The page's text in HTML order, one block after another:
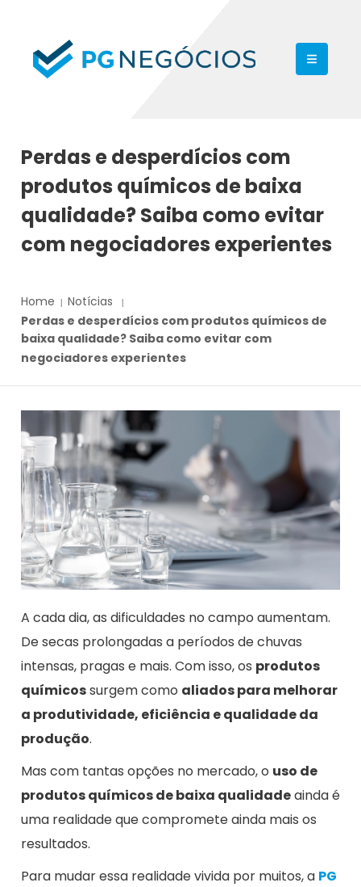
Perdas e desperdícios com
produtos químicos de baixa
qualidade? Saiba como evitar
com negociadores experientes
Home
Notícias
Perdas e desperdícios com produtos químicos de
baixa qualidade? Saiba como evitar com
negociadores experientes
A cada dia, as dificuldades no campo aumentam.
De secas prolongadas a períodos de chuvas
intensas, pragas e mais. Com isso, os produtos
químicossurgem como aliados para melhorar
a produtividade, eficiência e qualidade da
produção.
Mas com tantas opções no mercado, o uso de
produtos químicos de baixa qualidadeainda é
uma realidade que compromete ainda mais os
resultados.
Para mudar essa realidade vivida por muitos, a PG